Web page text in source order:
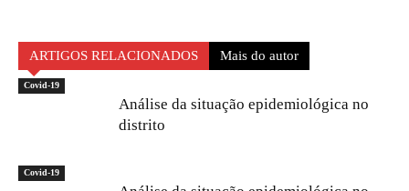
ARTIGOS RELACIONADOS Mais do autor
Covid-19
Análise da situação epidemiológica no
distrito
Covid-19